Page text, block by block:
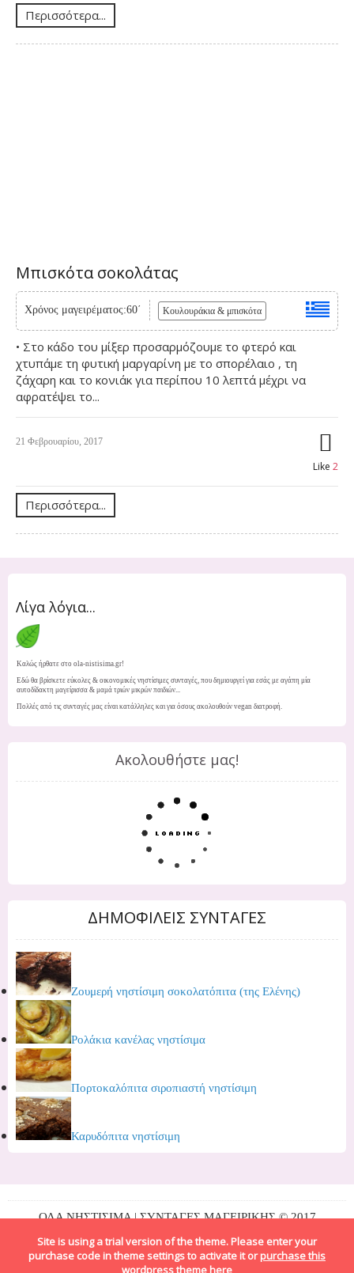
Περισσότερα...
Μπισκότα σοκολάτας
Χρόνος μαγειρέματος:60΄ Κουλουράκια & μπισκότα
• Στο κάδο του μίξερ προσαρμόζουμε το φτερό και
χτυπάμε τη φυτική μαργαρίνη με το σπορέλαιο , τη
ζάχαρη και το κονιάκ για περίπου 10 λεπτά μέχρι να
αφρατέψει το...
21 Φεβρουαρίου, 2017
Like 2
Περισσότερα...
Λίγα λόγια...
Καλώς ήρθατε στο ola-nistisima.gr!
Εδώ θα βρίσκετε εύκολες & οικονομικές νηστίσιμες συνταγές, που δημιουργεί για εσάς με αγάπη μία
αυτοδίδακτη μαγείρισσα & μαμά τριών μικρών παιδιών...
Πολλές από τις συνταγές μας είναι κατάλληλες και για όσους ακολουθούν vegan διατροφή.
Ακολουθήστε μας!
ΔΗΜΟΦΙΛΕΙΣ ΣΥΝΤΑΓΕΣ
Ζουμερή νηστίσιμη σοκολατόπιτα (της Ελένης)
Ρολάκια κανέλας νηστίσιμα
Πορτοκαλόπιτα σιροπιαστή νηστίσιμη
Καρυδόπιτα νηστίσιμη
ΟΛΑ ΝΗΣΤΙΣΙΜΑ | ΣΥΝΤΑΓΕΣ ΜΑΓΕΙΡΙΚΗΣ © 2017
Site is using a trial version of the theme. Please enter your
purchase code in theme settings to activate it orpurchase this
wordpress theme here